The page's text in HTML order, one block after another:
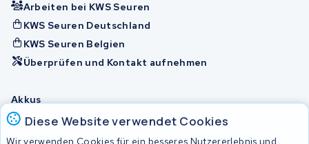
Diese Website verwendet Cookies
Wir verwenden Cookies für ein besseres Nutzererlebnis und
Arbeiten bei KWS Seuren
KWS Seuren Deutschland
KWS Seuren Belgien
Überprüfen und Kontakt aufnehmen
Akkus